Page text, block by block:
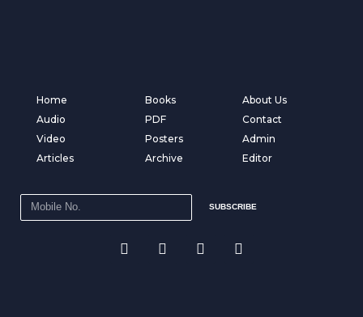
Home
Audio
Video
Articles
Books
PDF
Posters
Archive
About Us
Contact
Admin
Editor
SUBSCRIBE